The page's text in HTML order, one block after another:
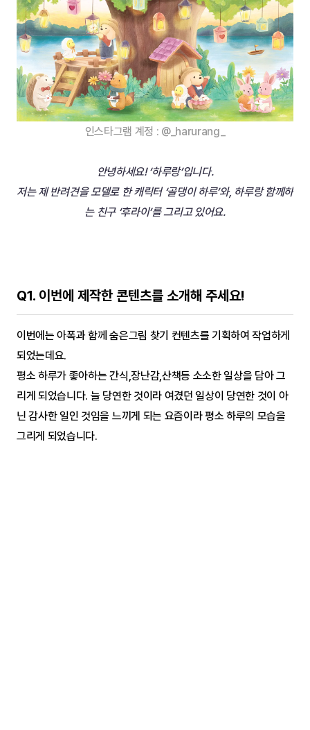
인스타그램 계정 : @_harurang_
안녕하세요! ‘하루랑’입니다.
저는 제 반려견을 모델로 한 캐릭터 ‘골댕이 하루’와, 하루랑 함께하
는 친구 ‘후라이’를 그리고 있어요.
Q1. 이번에 제작한 콘텐츠를 소개해 주세요!
이번에는 아폭과 함께 숨은그림 찾기 컨텐츠를 기획하여 작업하게
되었는데요.
평소 하루가 좋아하는 간식,장난감,산책등 소소한 일상을 담아 그
리게 되었습니다. 늘 당연한 것이라 여겼던 일상이 당연한 것이 아
닌 감사한 일인 것임을 느끼게 되는 요즘이라 평소 하루의 모습을
그리게 되었습니다.